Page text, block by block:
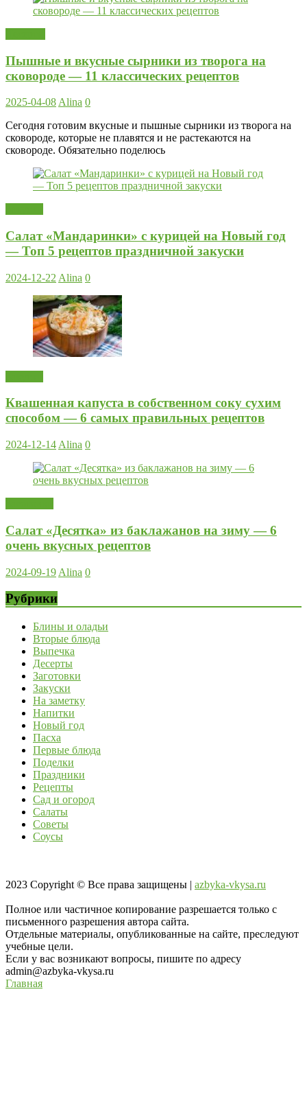
Пышные и вкусные сырники из творога на
сковороде — 11 классических рецептов
2025-04-08 Alina 0
Сегодня готовим вкусные и пышные сырники из творога на
сковороде, которые не плавятся и не растекаются на
сковороде. Обязательно поделюсь
Салат «Мандаринки» с курицей на Новый год
— Топ 5 рецептов праздничной закуски
2024-12-22 Alina 0
Квашенная капуста в собственном соку сухим
способом — 6 самых правильных рецептов
2024-12-14 Alina 0
Салат «Десятка» из баклажанов на зиму — 6
очень вкусных рецептов
2024-09-19 Alina 0
Рубрики
Блины и оладьи
Вторые блюда
Выпечка
Десерты
Заготовки
Закуски
На заметку
Напитки
Новый год
Пасха
Первые блюда
Поделки
Праздники
Рецепты
Сад и огород
Салаты
Советы
Соусы
2023 Copyright © Все права защищены | azbyka-vkysa.ru
Полное или частичное копирование разрешается только с
письменного разрешения автора сайта.
Отдельные материалы, опубликованные на сайте, преследуют
учебные цели.
Если у вас возникают вопросы, пишите по адресу
admin@azbyka-vkysa.ru
Главная